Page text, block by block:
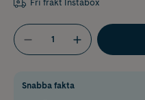
Fri frakt Instabox
Snabba fakta